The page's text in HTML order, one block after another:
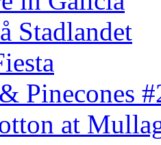
Stadlandet
Pinecones
at